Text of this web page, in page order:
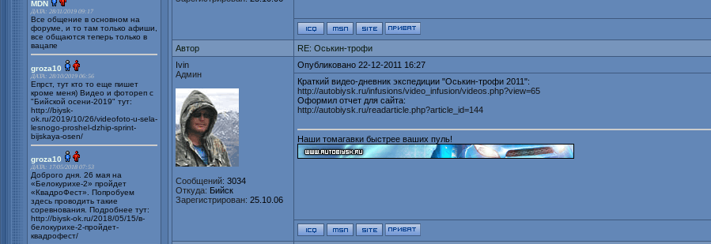
MDN
ДАТА: 28/11/2019 09:17
Все общение в основном на
форуме, и то там только афиши,
все общаются теперь только в
вацапе
groza10
ДАТА: 28/10/2019 06:56
Епрст, тут кто то еще пишет
кроме меня) Видео и фотореп с
"Бийской осени-2019" тут:
http://biysk-
ok.ru/2019/10/26/videofoto-u-sela-
lesnogo-proshel-dzhip-sprint-
bijskaya-osen/
groza10
ДАТА: 17/05/2018 07:53
Доброго дня. 26 мая на
«Белокурихе-2» пройдет
«КвадроФест». Попробуем
здесь проводить такие
соревнования. Подробнее тут:
http://biysk-ok.ru/2018/05/15/в-
белокурихе-2-пройдет-
квадрофест/
Автор
RE: Оськин-трофи
Ivin
Админ
Сообщений: 3034
Откуда: Бийск
Зарегистрирован: 25.10.06
Опубликовано 22-12-2011 16:27
Краткий видео-дневник экспедиции "Оськин-трофи 2011":
http://autobiysk.ru/infusions/video_infusion/videos.php?view=65
Оформил отчет для сайта:
http://autobiysk.ru/readarticle.php?article_id=144
Наши томагавки быстрее ваших пуль!